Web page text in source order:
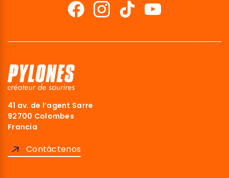
41 av. de l’agent Sarre
92700 Colombes
Francia
Contáctenos